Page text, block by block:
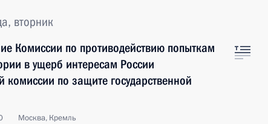
вторник
Комиссии по противодействию попыткам
в ущерб интересам России
по защите государственной
Москва, Кремль